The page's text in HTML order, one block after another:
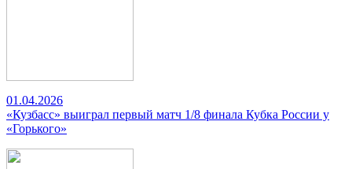
01.04.2026
«Кузбасс» выиграл первый матч 1/8 финала Кубка России у
«Горького»